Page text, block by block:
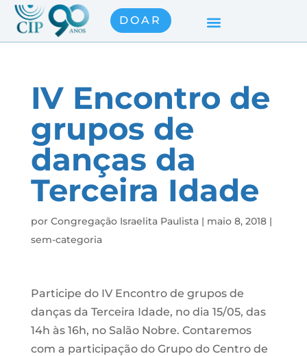
DOAR
IV Encontro de
grupos de
danças da
Terceira Idade
por Congregação Israelita Paulista| maio 8, 2018|
sem-categoria
Participe do IV Encontro de grupos de
danças da Terceira Idade, no dia 15/05, das
14h às 16h, no Salão Nobre. Contaremos
com a participação do Grupo do Centro de